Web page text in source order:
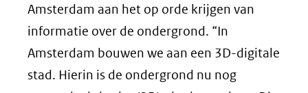
Amsterdam aan het op orde krijgen van
informatie over de ondergrond. “In
Amsterdam bouwen we aan een 3D-digitale
stad. Hierin is de ondergrond nu nog